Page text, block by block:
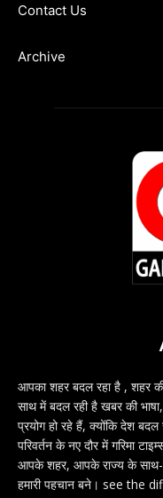
Contact Us
Archive
आपका शहर बदल रहा है , शहर
साथ में बदल रही है खबर की
प्रयोग हो रहे हैं, क्योंकि देश
परिवर्तन के नए दौर में गरिमा
आपके शहर, आपके राज्य के साथ-
हमारी पहचान बने। see the